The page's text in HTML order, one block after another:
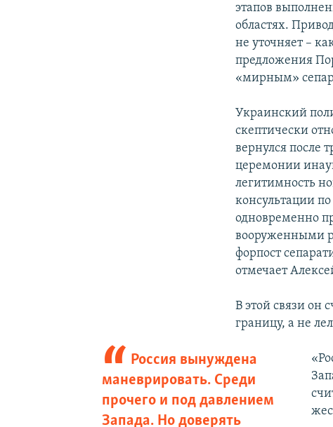
этапов
областях.
не уточняет –
предложения
«мирным»
Украинский
скептически
вернулся после
церемонии
легитимность
консультации
одновременно
вооруженными
форпост
отмечает
В этой связи он
границу, а не
Россия вынуждена
маневрировать. Среди
прочего и под давлением
Запада. Но доверять